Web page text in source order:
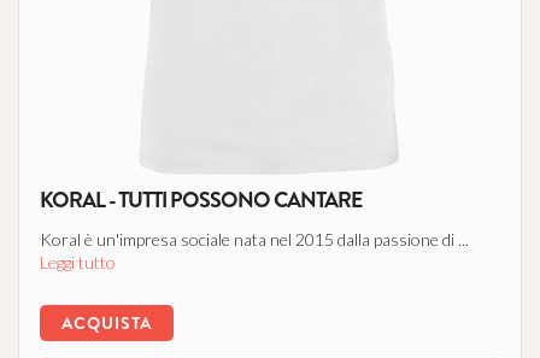
KORAL - TUTTI POSSONO CANTARE
Koral è un'impresa sociale nata nel 2015 dalla passione di ...
Leggi tutto
ACQUISTA